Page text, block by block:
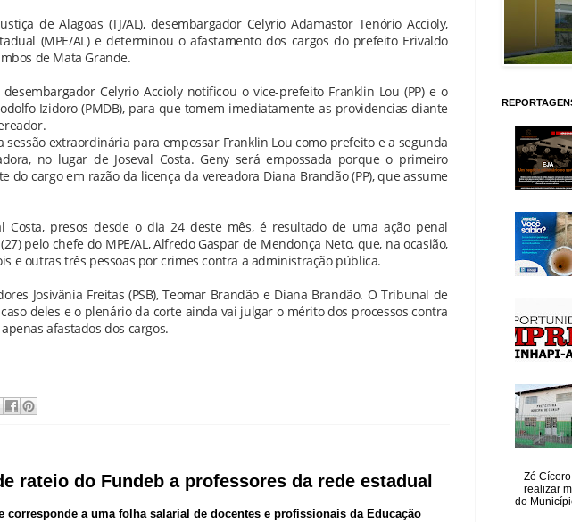
de Alagoas (TJ/AL), desembargador Celyrio Adamastor Tenório Accioly,
(MPE/AL) e determinou o afastamento dos cargos do prefeito Erivaldo
de Mata Grande.
Celyrio Accioly notificou o vice-prefeito Franklin Lou (PP) e o
Izidoro (PMDB), para que tomem imediatamente as providencias diante
extraordinária para empossar Franklin Lou como prefeito e a segunda
no lugar de Joseval Costa. Geny será empossada porque o primeiro
do cargo em razão da licença da vereadora Diana Brandão (PP), que assume
Costa, presos desde o dia 24 deste mês, é resultado de uma ação penal
pelo chefe do MPE/AL, Alfredo Gaspar de Mendonça Neto, que, na ocasião,
e outras três pessoas por crimes contra a administração pública.
Josivânia Freitas (PSB), Teomar Brandão e Diana Brandão. O Tribunal de
deles e o plenário da corte ainda vai julgar o mérito dos processos contra
afastados dos cargos.
rateio do Fundeb a professores da rede estadual
corresponde a uma folha salarial de docentes e profissionais da Educação
Zé
realizar
do